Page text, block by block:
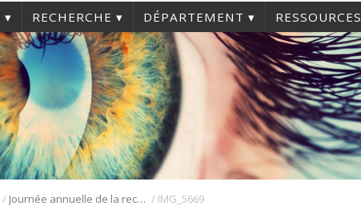
RECHERCHE DÉPARTEMENT RESSOURCES
/ Journée annuelle de la recherche en ophtalmologie de l’Université de Montréal / IMG_5669